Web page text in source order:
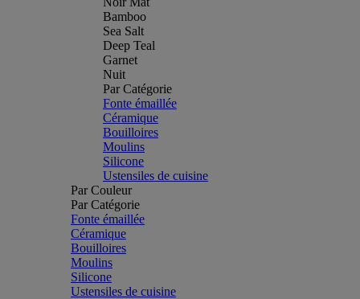
Bamboo
Sea Salt
Deep Teal
Garnet
Nuit
Par Catégorie
Fonte émaillée
Céramique
Bouilloires
Moulins
Silicone
Ustensiles de cuisine
Par Couleur
Par Catégorie
Fonte émaillée
Céramique
Bouilloires
Moulins
Silicone
Ustensiles de cuisine